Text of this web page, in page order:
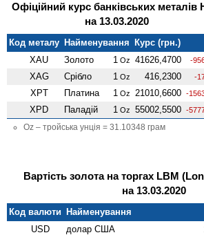
Офіційний курс банківських металів
на 13.03.2020
Код металу Найменування
Курс (грн.)
XAU
Золото 1 Oz 41626,4700 -
XAG Срібло 1 Oz 416,2300 -
XPT Платина 1 Oz 21010,6600 -
XPD Паладій 1 Oz 55002,5500 -
Oz – тройська унція = 31.10348 грам
Вартість золота на торгах LBM
на 13.03.2020
Код валюти Найменування
USD
долар США